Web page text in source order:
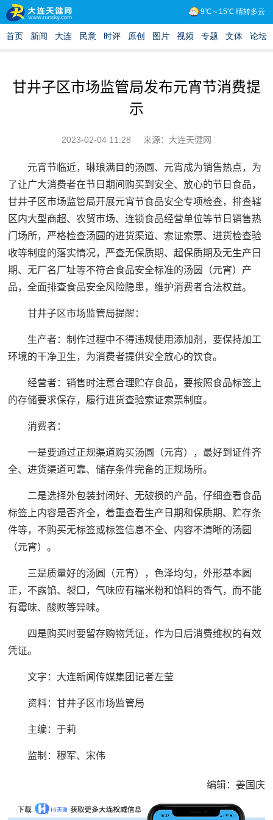
甘井子区市场监管局发布元宵节消费提
示
2023-02-04 11:28 来源：大连天健网
元宵节临近，琳琅满目的汤圆、元宵成为销售热点，为
了让广大消费者在节日期间购买到安全、放心的节日食品，
甘井子区市场监管局开展元宵节食品安全专项检查，排查辖
区内大型商超、农贸市场、连锁食品经营单位等节日销售热
门场所，严格检查汤圆的进货渠道、索证索票、进货检查验
收等制度的落实情况，严查无保质期、超保质期及无生产日
期、无厂名厂址等不符合食品安全标准的汤圆（元宵）产
品，全面排查食品安全风险隐患，维护消费者合法权益。
甘井子区市场监管局提醒：
生产者：制作过程中不得违规使用添加剂，要保持加工
环境的干净卫生，为消费者提供安全放心的饮食。
经营者：销售时注意合理贮存食品，要按照食品标签上
的存储要求保存，履行进货查验索证索票制度。
消费者：
一是要通过正规渠道购买汤圆（元宵），最好到证件齐
全、进货渠道可靠、储存条件完备的正规场所。
二是选择外包装封闭好、无破损的产品，仔细查看食品
标签上内容是否齐全，着重查看生产日期和保质期、贮存条
件等，不购买无标签或标签信息不全、内容不清晰的汤圆
（元宵）。
三是质量好的汤圆（元宵），色泽均匀，外形基本圆
正，不露馅、裂口，气味应有糯米粉和馅料的香气，而不能
有霉味、酸败等异味。
四是购买时要留存购物凭证，作为日后消费维权的有效
凭证。
文字：大连新闻传媒集团记者左莹
资料：甘井子区市场监管局
主编：于莉‍‍‍
监制：穆军、宋伟
编辑：姜国庆